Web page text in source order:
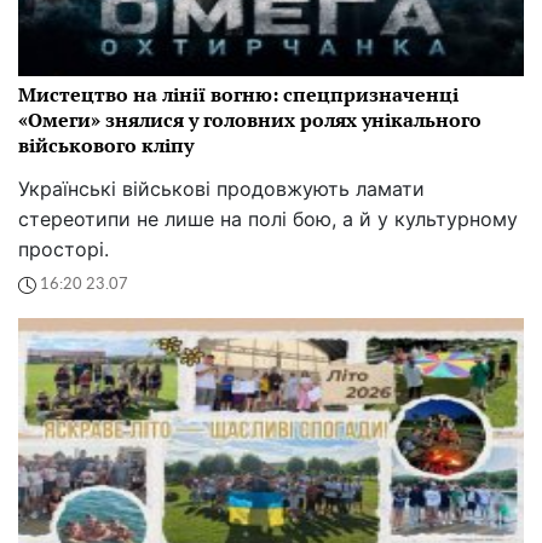
Мистецтво на лінії вогню: спецпризначенці
«Омеги» знялися у головних ролях унікального
військового кліпу
Українські військові продовжують ламати
стереотипи не лише на полі бою, а й у культурному
просторі.
16:20 23.07